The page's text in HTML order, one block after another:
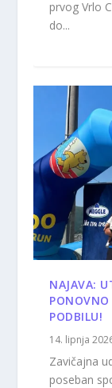
prvog Vrlo
do...
NAJAVA:
PONOVNO
PODBILU!
14. lipnja
Zavičajna
poseban